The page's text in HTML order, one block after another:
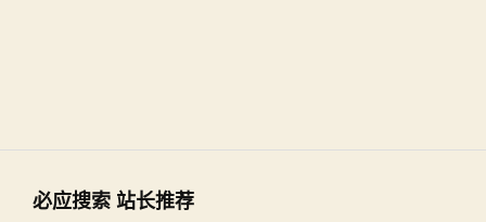
必应搜索 站长推荐